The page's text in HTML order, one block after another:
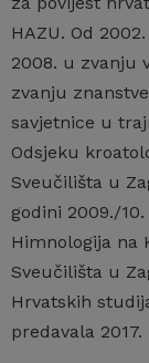
HAZU. Od
2008. u zvanju
zvanju
savjetnice u
Odsjeku
Sveučilišta u
godini 2009./
Himnologija na
Sveučilišta u
Hrvatskih
predavala 2017.